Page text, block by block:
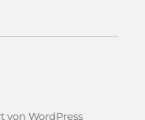
von WordPress